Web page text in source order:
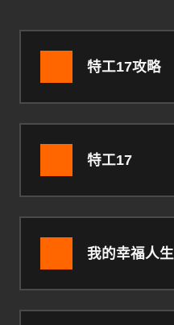
特工17攻略
特工17
我的幸福人生